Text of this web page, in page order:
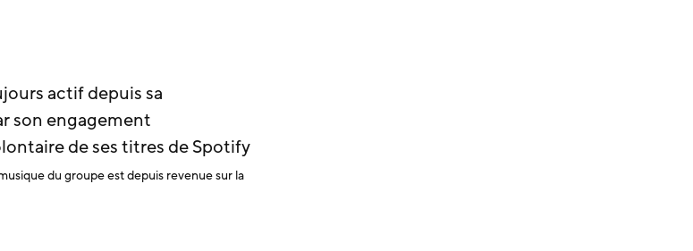
actif depuis sa
son engagement
de ses titres de Spotify
du groupe est depuis revenue sur la